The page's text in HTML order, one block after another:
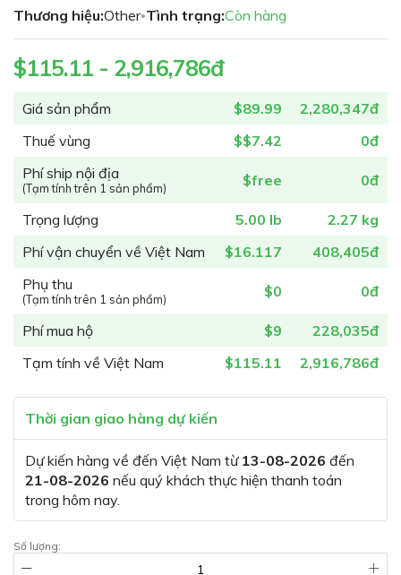
Thương hiệu:Other•Tình trạng:Còn hàng
Giá sản phẩm $89.99
2,280,347đ
Thuế vùng
$$7.42
0đ
Phí ship nội địa
(Tạm tính trên 1 sản phẩm) $free 0đ
Trọng lượng 5.00 lb
2.27 kg
Phí vận chuyển về Việt Nam
$16.117
408,405đ
Phụ thu
(Tạm tính trên 1 sản phẩm) $0 0đ
Phí mua hộ $9
228,035đ
Tạm tính về Việt Nam
$115.11 2,916,786đ
$115.11 - 2,916,786đ
Thời gian giao hàng dự kiến
Dự kiến hàng về đến Việt Nam từ 13-08-2026 đến
21-08-2026 nếu quý khách thực hiện thanh toán
trong hôm nay.
Số lượng: